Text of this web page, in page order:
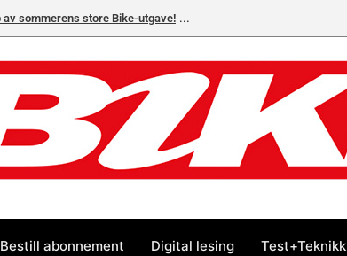
av sommerens store Bike-utgave!
Bestill abonnement Digital lesing Test+Teknikk